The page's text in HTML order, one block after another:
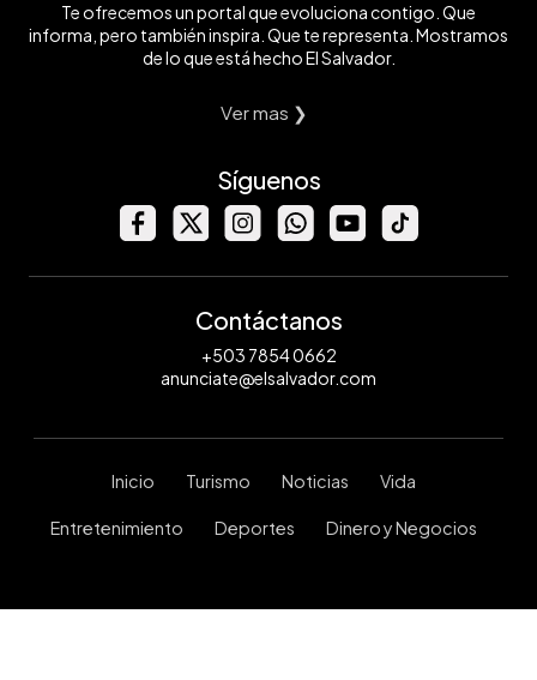
Te ofrecemos un portal que evoluciona contigo. Que
informa, pero también inspira. Que te representa. Mostramos
de lo que está hecho El Salvador.
Ver mas ❯
Síguenos
Contáctanos
+503 7854 0662
anunciate@elsalvador.com
Inicio Turismo Noticias Vida
Entretenimiento Deportes Dinero y Negocios